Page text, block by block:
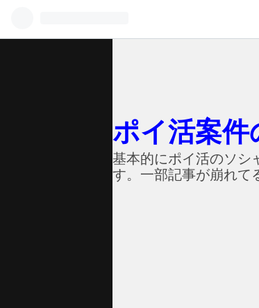
ポイ活案
基本的にポイ活のソシ
す。一部記事が崩れて